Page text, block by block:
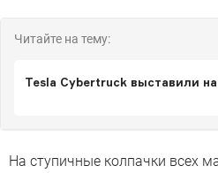
Читайте на тему:
Tesla Cybertruck выставили
На ступичные колпачки всех